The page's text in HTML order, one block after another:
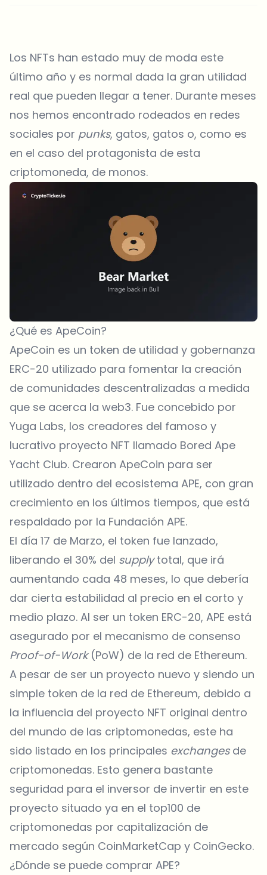
Los NFTs han estado muy de moda este
último año y es normal dada la gran utilidad
real que pueden llegar a tener. Durante meses
nos hemos encontrado rodeados en redes
sociales por punks, gatos, gatos o, como es
en el caso del protagonista de esta
criptomoneda, de monos.
¿Qué es ApeCoin?
ApeCoin es un token de utilidad y gobernanza
ERC-20 utilizado para fomentar la creación
de comunidades descentralizadas a medida
que se acerca la web3. Fue concebido por
Yuga Labs, los creadores del famoso y
lucrativo proyecto NFT llamado Bored Ape
Yacht Club. Crearon ApeCoin para ser
utilizado dentro del ecosistema APE, con gran
crecimiento en los últimos tiempos, que está
respaldado por la Fundación APE.
El día 17 de Marzo, el token fue lanzado,
liberando el 30% del supplytotal, que irá
aumentando cada 48 meses, lo que debería
dar cierta estabilidad al precio en el corto y
medio plazo. Al ser un token ERC-20, APE está
asegurado por el mecanismo de consenso
Proof-of-Work(PoW) de la red de Ethereum.
A pesar de ser un proyecto nuevo y siendo un
simple token de la red de Ethereum, debido a
la influencia del proyecto NFT original dentro
del mundo de las criptomonedas, este ha
sido listado en los principales exchangesde
criptomonedas. Esto genera bastante
seguridad para el inversor de invertir en este
proyecto situado ya en el top100 de
criptomonedas por capitalización de
mercado según CoinMarketCap y CoinGecko.
¿Dónde se puede comprar APE?